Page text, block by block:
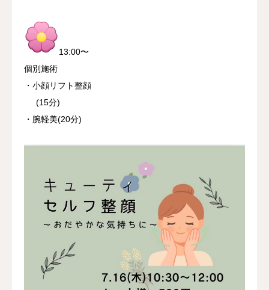
13:00〜
個別施術
・小顔リフト整顔
(15分)
・腕軽美(20分)